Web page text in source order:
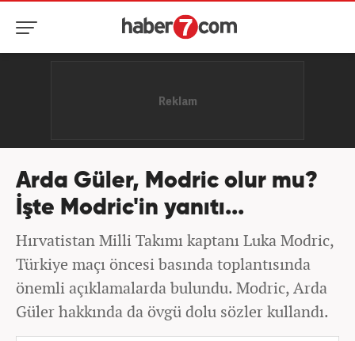
Arda Güler, Modric olur mu?
İşte Modric'in yanıtı...
Hırvatistan Milli Takımı kaptanı Luka Modric,
Türkiye maçı öncesi basında toplantısında
önemli açıklamalarda bulundu. Modric, Arda
Güler hakkında da övgü dolu sözler kullandı.